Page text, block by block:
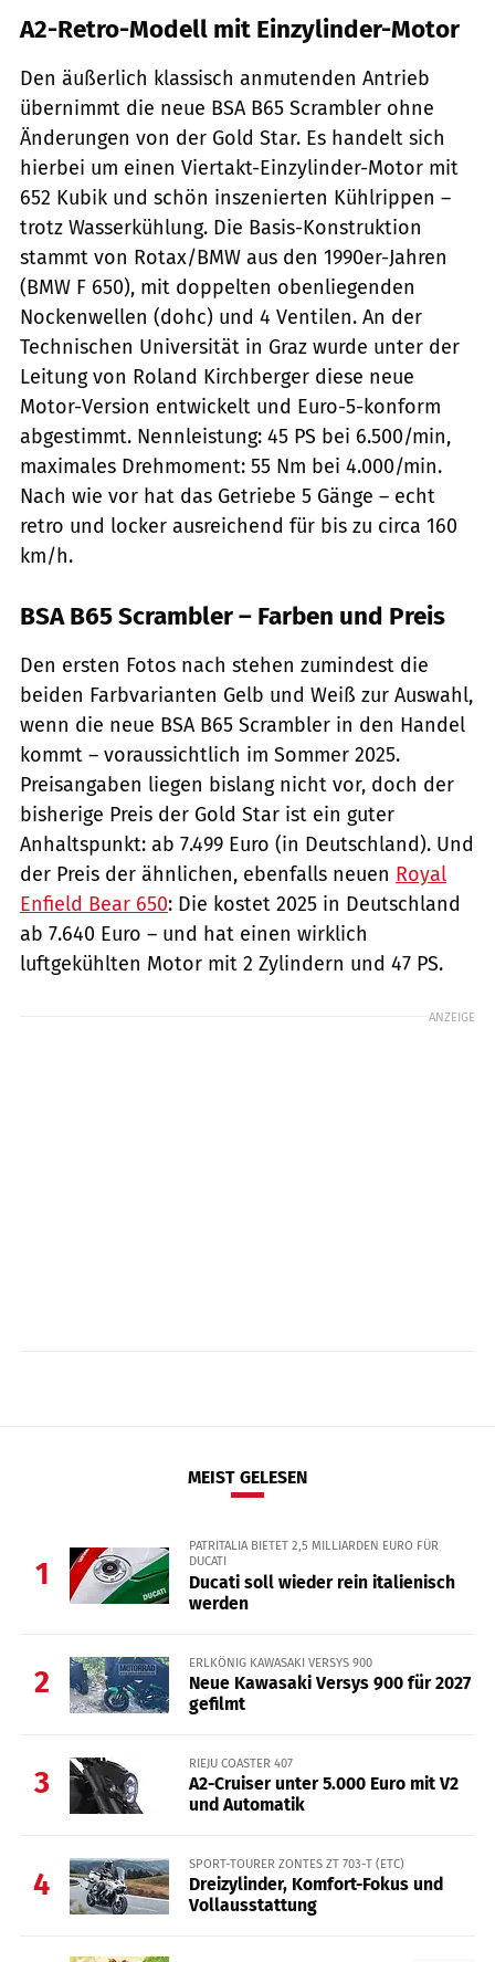
A2-Retro-Modell mit Einzylinder-Motor
Den äußerlich klassisch anmutenden Antrieb
übernimmt die neue BSA B65 Scrambler ohne
Änderungen von der Gold Star. Es handelt sich
hierbei um einen Viertakt-Einzylinder-Motor mit
652 Kubik und schön inszenierten Kühlrippen –
trotz Wasserkühlung. Die Basis-Konstruktion
stammt von Rotax/BMW aus den 1990er-Jahren
(BMW F 650), mit doppelten obenliegenden
Nockenwellen (dohc) und 4 Ventilen. An der
Technischen Universität in Graz wurde unter der
Leitung von Roland Kirchberger diese neue
Motor-Version entwickelt und Euro-5-konform
abgestimmt. Nennleistung: 45 PS bei 6.500/min,
maximales Drehmoment: 55 Nm bei 4.000/min.
Nach wie vor hat das Getriebe 5 Gänge – echt
retro und locker ausreichend für bis zu circa 160
km/h.
BSA B65 Scrambler – Farben und Preis
Den ersten Fotos nach stehen zumindest die
beiden Farbvarianten Gelb und Weiß zur Auswahl,
wenn die neue BSA B65 Scrambler in den Handel
kommt – voraussichtlich im Sommer 2025.
Preisangaben liegen bislang nicht vor, doch der
bisherige Preis der Gold Star ist ein guter
Anhaltspunkt: ab 7.499 Euro (in Deutschland). Und
der Preis der ähnlichen, ebenfalls neuen Royal
Enfield Bear 650: Die kostet 2025 in Deutschland
ab 7.640 Euro – und hat einen wirklich
luftgekühlten Motor mit 2 Zylindern und 47 PS.
ANZEIGE
MEIST GELESEN
1
PATRITALIA BIETET 2,5 MILLIARDEN EURO FÜR
DUCATI
Ducati soll wieder rein italienisch
werden
2
ERLKÖNIG KAWASAKI VERSYS 900
Neue Kawasaki Versys 900 für 2027
gefilmt
3
RIEJU COASTER 407
A2-Cruiser unter 5.000 Euro mit V2
und Automatik
4
SPORT-TOURER ZONTES ZT 703-T (ETC)
Dreizylinder, Komfort-Fokus und
Vollausstattung